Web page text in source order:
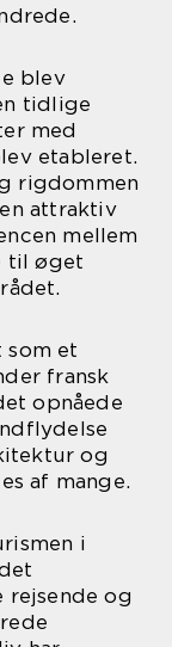
blev
tidlige
med
etableret.
rigdommen
attraktiv
mellem
til øget
som et
fransk
opnåede
og
af mange.
i
og